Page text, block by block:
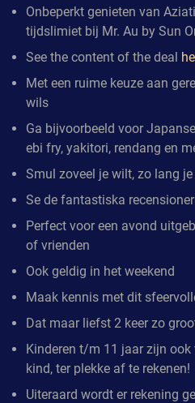
Onbeperkt genieten van
tijdslimiet bij Mr. Au by Sun
See the content of the deal
Met een ruime keuze aan
wils
Ga bijvoorbeeld voor
ebi fry, yakitori, rendang en
Smul zoveel je wilt, zo lang
Se de fantastiska
Perfect voor een avond
of vrienden
Ook geldig in het weekend
Maak kennis met dit
Dat maar liefst 2 keer zo
Kinderen t/m 11 jaar zijn
kind, ter plekke af te rekenen!
Uiteraard wordt er rekening